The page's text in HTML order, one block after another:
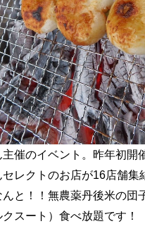
主催のイベント。昨年初開
レクトのお店が16店舗集
と！！ 無農薬丹後米の団
スート）食べ放題です！